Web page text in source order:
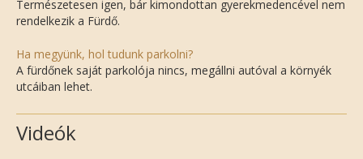
Természetesen igen, bár kimondottan gyerekmedencével nem
rendelkezik a Fürdő.
Ha megyünk, hol tudunk parkolni?
A fürdőnek saját parkolója nincs, megállni autóval a környék
utcáiban lehet.
Videók